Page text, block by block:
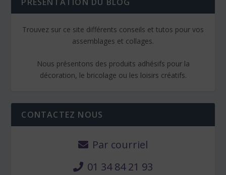
Trouvez sur ce site différents conseils et tutos pour vos
assemblages et collages.
Nous présentons des produits adhésifs pour la
décoration, le bricolage ou les loisirs créatifs.
CONTACTEZ NOUS
Par courriel
01 34 84 21 93